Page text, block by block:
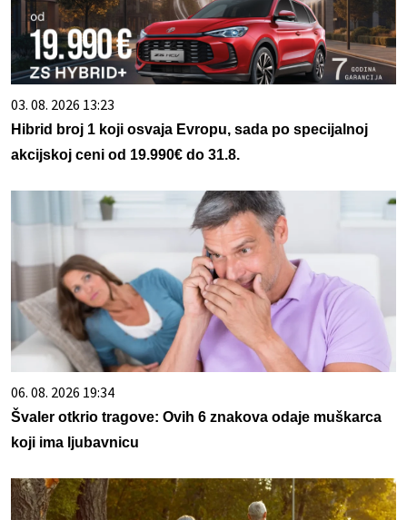
03. 08. 2026 13:23
Hibrid broj 1 koji osvaja Evropu, sada po specijalnoj
akcijskoj ceni od 19.990€ do 31.8.
06. 08. 2026 19:34
Švaler otkrio tragove: Ovih 6 znakova odaje muškarca
koji ima ljubavnicu